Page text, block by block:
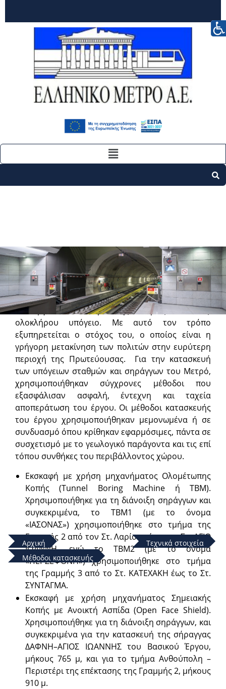
Αρχική
Τεχνικά στοιχεία
Μέθοδοι κατασκευής
Μέθοδοι κατασκευής
Το έργο του Μετρό της Αθήνας είναι εξ’
ολοκλήρου υπόγειο. Με αυτό τον τρόπο
εξυπηρετείται ο στόχος του, ο οποίος είναι η
γρήγορη μετακίνηση των πολιτών στην ευρύτερη
περιοχή της Πρωτεύουσας. Για την κατασκευή
των υπόγειων σταθμών και σηράγγων του Μετρό,
χρησιμοποιήθηκαν σύγχρονες μέθοδοι που
εξασφάλισαν ασφαλή, έντεχνη και ταχεία
αποπεράτωση του έργου. Οι μέθοδοι κατασκευής
του έργου χρησιμοποιήθηκαν μεμονωμένα ή σε
συνδυασμό όπου κρίθηκαν εφαρμόσιμες, πάντα σε
συσχετισμό με το γεωλογικό παράγοντα και τις επί
τόπου συνθήκες του περιβάλλοντος χώρου.
Εκσκαφή με χρήση μηχανήματος Ολομέτωπης
Κοπής (Tunnel Boring Machine ή ΤΒΜ).
Χρησιμοποιήθηκε για τη διάνοιξη σηράγγων και
συγκεκριμένα, το ΤΒΜ1 (με το όνομα
«ΙΑΣΟΝΑΣ») χρησιμοποιήθηκε στο τμήμα της
Γραμμής 2 από τον Στ. Λαρίσης έως τον Στ. ΑΓΙΟ
ΙΩΑΝΝΗ, ενώ το ΤΒΜ2 (με το όνομα
«ΠΕΡΣΕΦΟΝΗ») χρησιμοποιήθηκε στο τμήμα
της Γραμμής 3 από το Στ. ΚΑΤΕΧΑΚΗ έως το Στ.
ΣΥΝΤΑΓΜΑ.
Εκσκαφή με χρήση μηχανήματος Σημειακής
Κοπής με Ανοικτή Ασπίδα (Open Face Shield).
Χρησιμοποιήθηκε για τη διάνοιξη σηράγγων, και
συγκεκριμένα για την κατασκευή της σήραγγας
ΔΑΦΝΗ–ΑΓΙΟΣ ΙΩΑΝΝΗΣ του Βασικoύ Έργου,
μήκους 765 μ, και για το τμήμα Ανθούπολη –
Περιστέρι της επέκτασης της Γραμμής 2, μήκους
910 μ.